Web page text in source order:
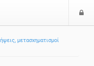
μετασχηματισμοί